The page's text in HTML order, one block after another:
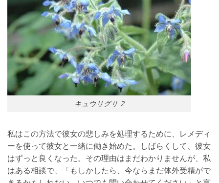
キュウリグサ 2
私はこの方法で彼女の悲しみを処理するために、レメディ
ーを使って彼女と一緒に働き始めた。しばらくして、彼女
はずっと良くなった。その理由はまだわかりませんが、私
はある相談で、「もしかしたら、今ならまだ体外受精がで